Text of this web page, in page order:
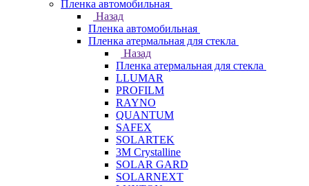
Пленка автомобильная
Назад
Пленка автомобильная
Пленка атермальная для стекла
Назад
Пленка атермальная для стекла
LLUMAR
PROFILM
RAYNO
QUANTUM
SAFEX
SOLARTEK
3M Crystalline
SOLAR GARD
SOLARNEXT